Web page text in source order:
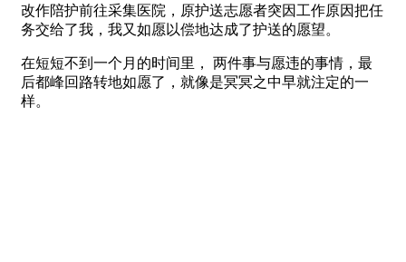
改作陪护前往采集医院，原护送志愿者突因工作原因把任
务交给了我，我又如愿以偿地达成了护送的愿望。
在短短不到一个月的时间里， 两件事与愿违的事情，最
后都峰回路转地如愿了，就像是冥冥之中早就注定的一
样。